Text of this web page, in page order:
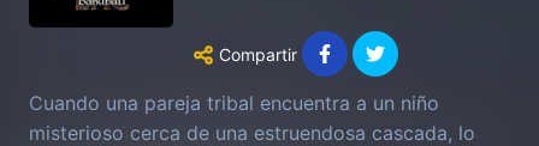
Compartir
Cuando una pareja tribal encuentra a un niño
misterioso cerca de una estruendosa cascada, lo